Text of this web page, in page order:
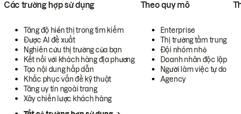
Các trường hợp sử dụng
Tăng độ hiển thị trong tìm kiếm
Được AI đề xuất
Nghiên cứu thị trường của bạn
Kết nối với khách hàng địa phương
Tạo nội dung hấp dẫn
Khắc phục vấn đề kỹ thuật
Tăng uy tín ngoài trang
Xây chiến lược khách hàng
Theo quy mô
Enterprise
Thị trường tầm trung
Đội nhóm nhỏ
Doanh nhân độc lập
Người làm việc tự do
Agency